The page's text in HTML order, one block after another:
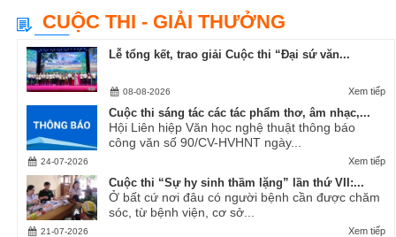
CUỘC THI - GIẢI THƯỞNG
Lễ tổng kết, trao giải Cuộc thi “Đại sứ văn...
Xem tiếp
08-08-2026
Cuộc thi sáng tác các tác phẩm thơ, âm nhạc,...
Hội Liên hiệp Văn học nghệ thuật thông báo
công văn số 90/CV-HVHNT ngày...
Xem tiếp
24-07-2026
Cuộc thi “Sự hy sinh thầm lặng” lần thứ VII:...
Ở bất cứ nơi đâu có người bệnh cần được chăm
sóc, từ bệnh viện, cơ sở...
Xem tiếp
21-07-2026